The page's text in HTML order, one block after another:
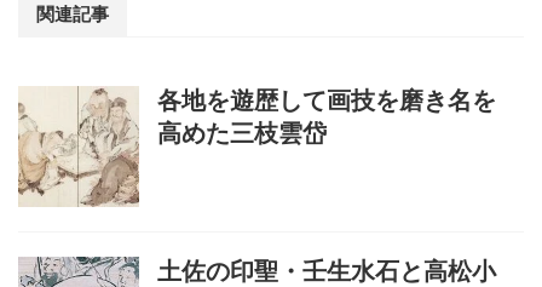
関連記事
各地を遊歴して画技を磨き名を
高めた三枝雲岱
土佐の印聖・壬生水石と高松小